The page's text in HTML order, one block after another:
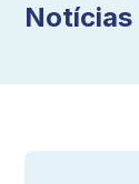
Notícias